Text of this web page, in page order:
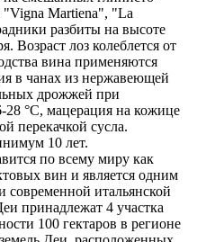
"Vigna Martiena", "La
разбиты на высоте
Возраст лоз колеблется от
вина применяются
в чанах из нержавеющей
дрожжей при
28 °С, мацерация на кожице
перекачкой сусла.
10 лет.
по всему миру как
вин и является одним
современной итальянской
принадлежат 4 участка
100 гектаров в регионе